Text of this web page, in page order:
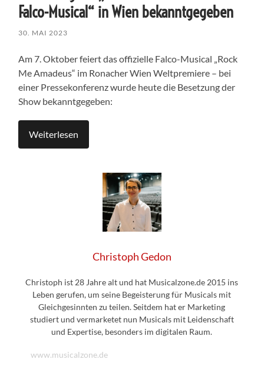
Falco-Musical“ in Wien bekanntgegeben
30. MAI 2023
Am 7. Oktober feiert das offizielle Falco-Musical „Rock
Me Amadeus“ im Ronacher Wien Weltpremiere – bei
einer Pressekonferenz wurde heute die Besetzung der
Show bekanntgegeben:
Weiterlesen
Christoph Gedon
Christoph ist 28 Jahre alt und hat Musicalzone.de 2015 ins
Leben gerufen, um seine Begeisterung für Musicals mit
Gleichgesinnten zu teilen. Seitdem hat er Marketing
studiert und vermarketet nun Musicals mit Leidenschaft
und Expertise, besonders im digitalen Raum.
www.musicalzone.de